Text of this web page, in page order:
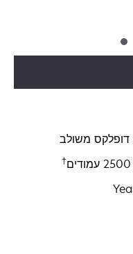
דופלקס משולב
†